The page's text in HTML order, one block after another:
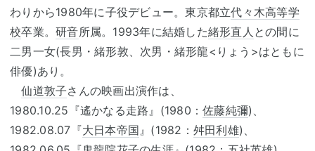
わりから1980年に子役デビュー。東京都立代々木高等学
校卒業。 研音所属。1993年に結婚した緒形直人 との間に
二男一女(長男・緒形敦、次男・緒形龍<りょう>はともに
俳優)あり。
仙道敦子さんの映画出演作は、
1980.10.25『遙かなる走路』(1980： 佐藤純彌)、
1982.08.07『大日本帝国 』(1982： 舛田利雄)、